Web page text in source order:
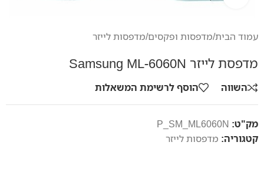
עמוד הבית/מדפסות ופקסים/מדפסות לייזר
מדפסת לייזר Samsung ML-6060N
השווה הוסף לרשימת המשאלות
מק"ט: P_SM_ML6060N
קטגוריה: מדפסות לייזר